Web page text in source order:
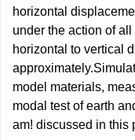
horizontal
under the action of
horizontal to vertical
model materials,
modal test of earth
am! discussed in this